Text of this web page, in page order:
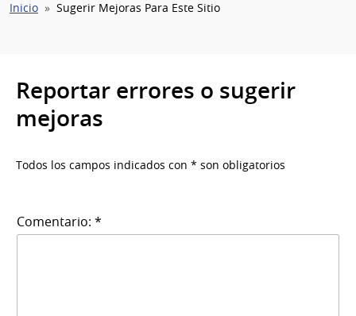
Sobrescribir
la
navegación
Inicio Sugerir Mejoras Para Este Sitio
Reportar errores o sugerir
mejoras
Todos los campos indicados con * son obligatorios
Comentario: *